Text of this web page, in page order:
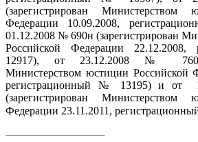
(зарегистрирован Министерством
Федерации 10.09.2008,
01.12.2008 № 690н (зарегистрирован
Российской Федерации
12917), от 23.12.2008 № 760н
Министерством юстиции Российской
регистрационный № 13195) и от
(зарегистрирован Министерством
Федерации 23.11.2011,